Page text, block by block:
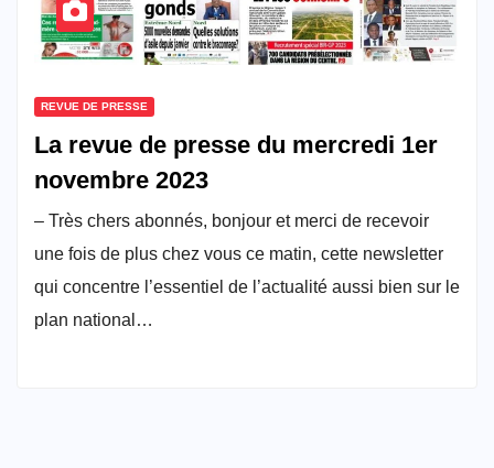
REVUE DE PRESSE
La revue de presse du mercredi 1er
novembre 2023
– Très chers abonnés, bonjour et merci de recevoir
une fois de plus chez vous ce matin, cette newsletter
qui concentre l’essentiel de l’actualité aussi bien sur le
plan national…